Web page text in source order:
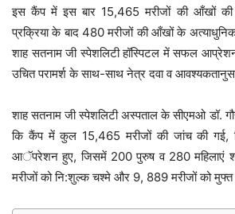
इस कैंप में इस बार 15,465 मरीजों की आँखों
प्रक्रिया के बाद 480 मरीजों की आँखों के
शाह सतनाम जी स्पेशलिटी हॉस्पिटल में सफल आप्रेशन
उचित परामर्श के साथ-साथ नेत्र दवा व
शाह सतनाम जी स्पेशलिटी अस्पताल के सीएमओ डॉ.
कि कैंप में कुल 15,465 मरीजों की जांच की
आॅपरेशन हुए, जिसमें 200 पुरुष व 280 महिलाएं
मरीजों को नि:शुल्क चश्मे और 9, 889 मरीजों को मुफ्त